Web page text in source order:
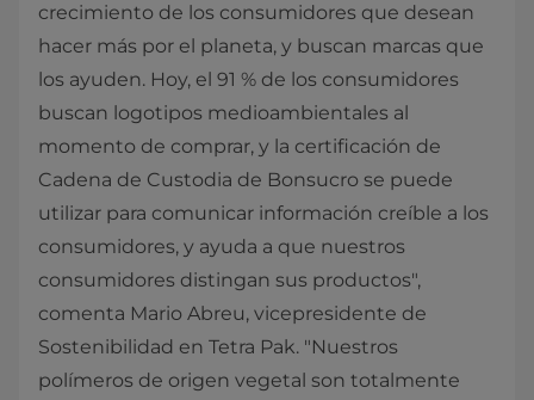
crecimiento de los consumidores que desean
hacer más por el planeta, y buscan marcas que
los ayuden. Hoy, el 91 % de los consumidores
buscan logotipos medioambientales al
momento de comprar, y la certificación de
Cadena de Custodia de Bonsucro se puede
utilizar para comunicar información creíble a los
consumidores, y ayuda a que nuestros
consumidores distingan sus productos",
comenta Mario Abreu, vicepresidente de
Sostenibilidad en Tetra Pak. "Nuestros
polímeros de origen vegetal son totalmente